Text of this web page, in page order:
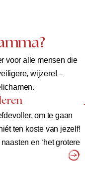
voor alle mensen die
wijzere! –
om te gaan
ten koste van jezelf!
en ‘het grotere